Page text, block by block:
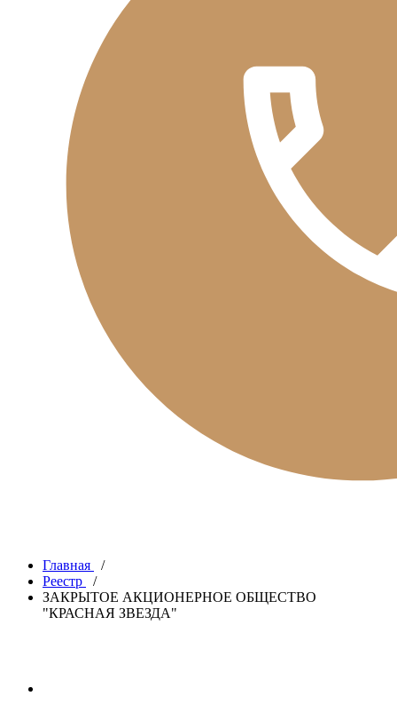
Главная
/
Реестр
/
ЗАКРЫТОЕ АКЦИОНЕРНОЕ ОБЩЕСТВО
"КРАСНАЯ ЗВЕЗДА"